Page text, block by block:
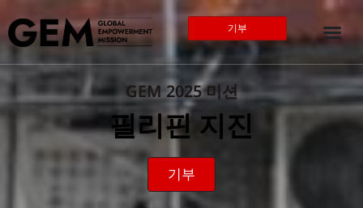
기부
GEM 2025 미션
필리핀 지진
기부